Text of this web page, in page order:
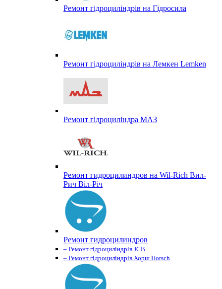
Ремонт гідроциліндрів на Гідросила
Ремонт гідроциліндрів на Лемкен Lemken
Ремонт гідроциліндра МАЗ
Ремонт гидроцилиндров на Wil-Rich Вил-
Рич Віл-Річ
Ремонт гидроцилиндров
– Ремонт гідроциліндрів JCB
– Ремонт гідроциліндрів Хорш Horsch